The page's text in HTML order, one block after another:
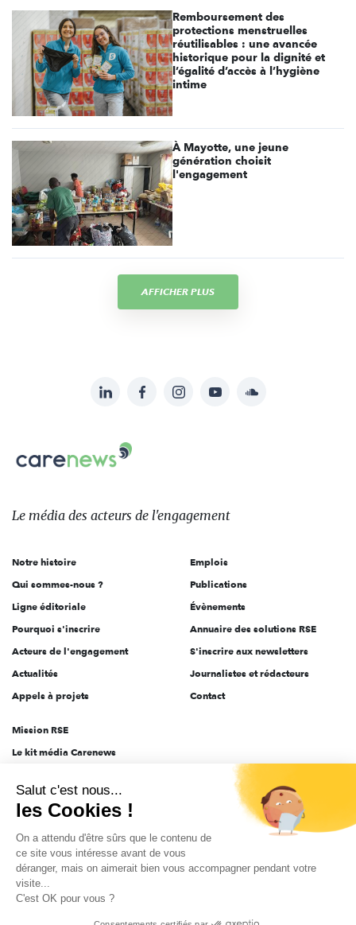
Remboursement des
protections menstruelles
réutilisables : une avancée
historique pour la dignité et
l’égalité d’accès à l’hygiène
intime
À Mayotte, une jeune
génération choisit
l'engagement
AFFICHER PLUS
sur:
LinkedInFacebookInstagramYouTubeSoundcloud
Carenews,
Le
des
l'engagement
Le média des acteurs de l'engagement
Notre histoire
Qui sommes-nous ?
Ligne éditoriale
Pourquoi s'inscrire
Acteurs de l'engagement
Actualités
Appels à projets
Emplois
Publications
Évènements
Annuaire des solutions RSE
S'inscrire aux newsletters
Journalistes et rédacteurs
Contact
Mission RSE
Le kit média Carenews
AEF info
Novethic
PRODURABLE
Inclusiv Day
Données personnelles Mentions légales 2025-2026 Tout droits réservés
Salut c'est nous...
les Cookies !
On a attendu d'être sûrs que le contenu de
ce site vous intéresse avant de vous
déranger, mais on aimerait bien vous accompagner pendant votre
visite...
C'est OK pour vous ?